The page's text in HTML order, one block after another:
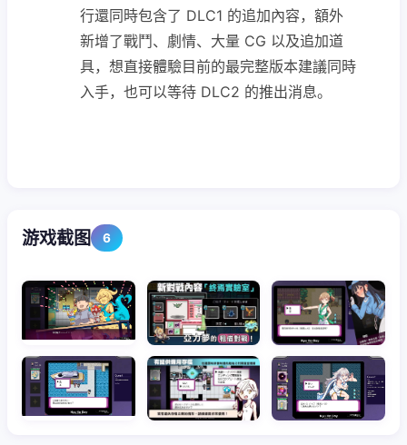
行還同時包含了 DLC1 的追加內容，額外
新增了戰鬥、劇情、大量 CG 以及追加道
具，想直接體驗目前的最完整版本建議同時
入手，也可以等待 DLC2 的推出消息。
游戏截图 6